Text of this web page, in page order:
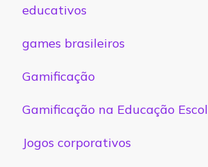
educativos
games brasileiros
Gamificação
Gamificação na Educação
Jogos corporativos